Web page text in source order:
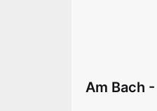
Am Bach